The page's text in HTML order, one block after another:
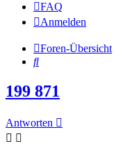
FAQ
Anmelden
Foren-Übersicht
Suche
199 871
Antworten